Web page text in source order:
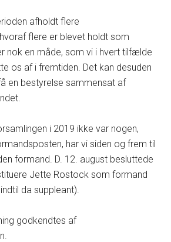
afholdt flere
flere er blevet holdt som
nok en måde, som vi i hvert tilfælde
os af i fremtiden. Det kan desuden
en bestyrelse sammensat af
i 2019 ikke var nogen,
har vi siden og frem til
formand. D. 12. august besluttede
Jette Rostock som formand
da suppleant).
godkendtes af